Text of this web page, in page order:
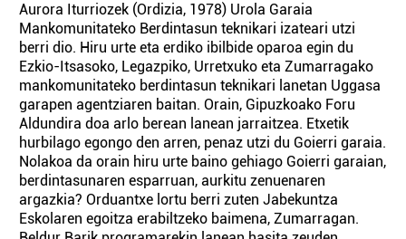
Aurora Iturriozek (Ordizia, 1978) Urola Garaia
Mankomunitateko Berdintasun teknikari izateari utzi
berri dio. Hiru urte eta erdiko ibilbide oparoa egin du
Ezkio-Itsasoko, Legazpiko, Urretxuko eta Zumarragako
mankomunitateko berdintasun teknikari lanetan Uggasa
garapen agentziaren baitan. Orain, Gipuzkoako Foru
Aldundira doa arlo berean lanean jarraitzea. Etxetik
hurbilago egongo den arren, penaz utzi du Goierri garaia.
Nolakoa da orain hiru urte baino gehiago Goierri garaian,
berdintasunaren esparruan, aurkitu zenuenaren
argazkia? Orduantxe lortu berri zuten Jabekuntza
Eskolaren egoitza erabiltzeko baimena, Zumarragan.